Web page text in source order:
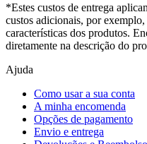
*Estes custos de entrega
custos adicionais, por
características dos produtos.
diretamente na descrição do
Ajuda
Como usar a sua conta
A minha encomenda
Opções de pagamento
Envio e entrega